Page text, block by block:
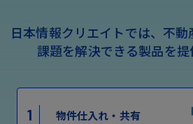
日本情報クリエイトでは、不
課題を解決できる製品を提
1 物件仕入れ・共有